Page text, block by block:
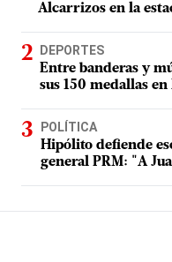
Alcarrizos en la
DEPORTES
Entre banderas y
sus 150 medallas
POLÍTICA
Hipólito defiende
general PRM: "A